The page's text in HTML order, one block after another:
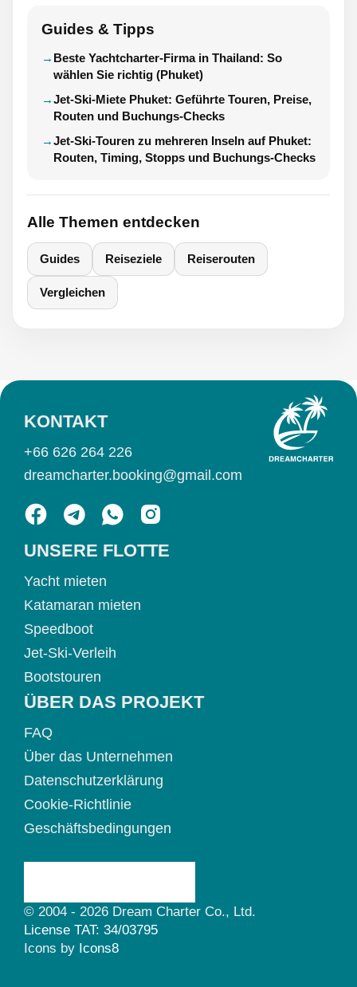
Guides & Tipps
Beste Yachtcharter-Firma in Thailand: So
wählen Sie richtig (Phuket)
Jet-Ski-Miete Phuket: Geführte Touren, Preise,
Routen und Buchungs-Checks
Jet-Ski-Touren zu mehreren Inseln auf Phuket:
Routen, Timing, Stopps und Buchungs-Checks
Alle Themen entdecken
Guides Reiseziele Reiserouten
Vergleichen
UNSERE FLOTTE
Yacht mieten
Katamaran mieten
Speedboot
Jet-Ski-Verleih
Bootstouren
ÜBER DAS PROJEKT
FAQ
Über das Unternehmen
Datenschutzerklärung
Cookie-Richtlinie
Geschäftsbedingungen
KONTAKT
+66 626 264 226
dreamcharter.booking@gmail.com
© 2004 - 2026 Dream Charter Co., Ltd.
License TAT: 34/03795
Icons by Icons8